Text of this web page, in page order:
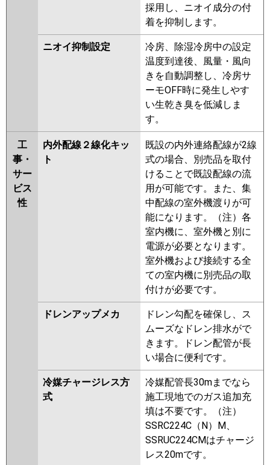
採用し、ニオイ成分の付
着を抑制します。
ニオイ抑制設定
冷房、除湿冷房中の設定
温度到達後、風量・風向
きを自動調整し、冷房サ
ーモOFF時に発生しやす
い生乾き臭を低減しま
す。
工
事・
サー
ビス
性
内外配線２線化キッ
ト
既設の内外連絡配線が2線
式の場合、別売品を取付
けることで既設配線の流
用が可能です。また、集
中配線の室外機渡りが可
能になります。（注）各
室内機に、室外機と別に
電源が必要となります。
室外機および接続する全
ての室内機に別売品の取
付けが必要です。
ドレンアップメカ
ドレン勾配を確保し、ス
ムーズなドレン排水がで
きます。ドレン配管が長
い場合に便利です。
冷媒チャージレス方
式
冷媒配管長30mまでなら
施工現地でのガス追加充
填は不要です。（注）
SSRC224C（N）M、
SSRUC224CMはチャージ
レス20mです。